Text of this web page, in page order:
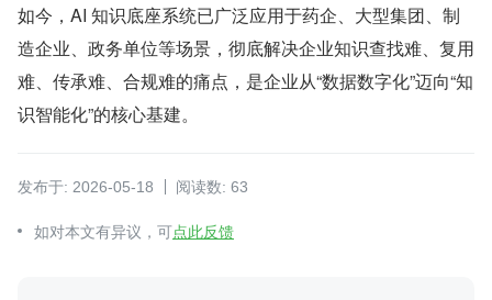
如今，AI 知识底座系统已广泛应用于药企、大型集团、制
造企业、政务单位等场景，彻底解决企业知识查找难、复用
难、传承难、合规难的痛点，是企业从“数据数字化”迈向“知
识智能化”的核心基建。
发布于: 2026-05-18 阅读数: 63
如对本文有异议，可点此反馈